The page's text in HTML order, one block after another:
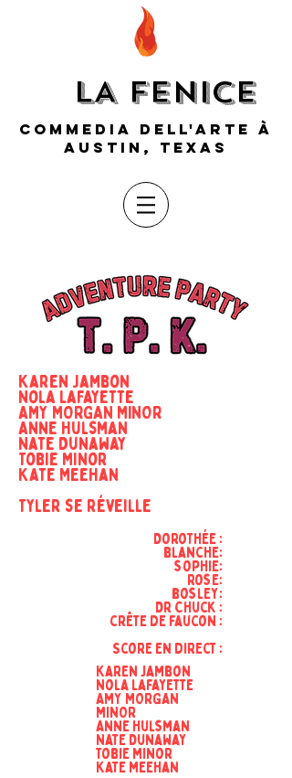
LA FENICE
COMMEDIA DELL'ARTE À
AUSTIN, TEXAS
Karen Jambon
Nola Lafayette
AMY MORGAN MINOR
Anne Hulsman
Nate Dunaway
Tobie Minor
Kate Meehan
Tyler se réveille
Dorothée :
blanche:
sophie:
rose:
bosley:
Dr Chuck :
crête de faucon :
Score en direct :
Karen Jambon
Nola Lafayette
AMY MORGAN
MINOR
Anne Hulsman
Nate Dunaway
Tobie Minor
Kate Meehan